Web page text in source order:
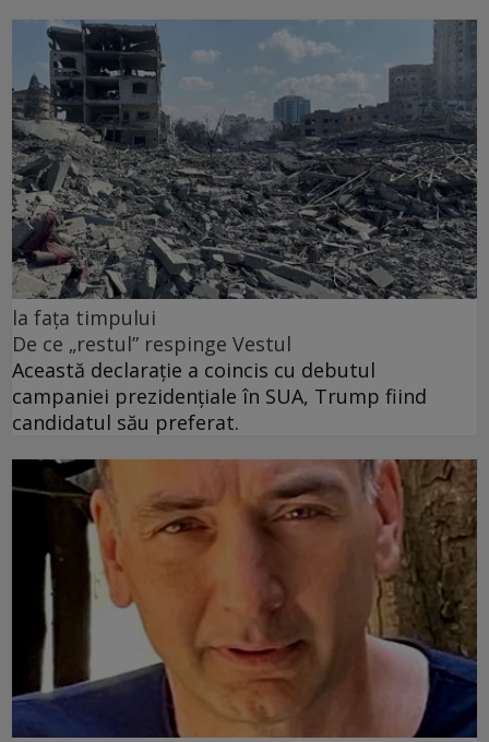
la fața timpului
De ce „restul” respinge Vestul
Această declarație a coincis cu debutul
campaniei prezidențiale în SUA, Trump fiind
candidatul său preferat.